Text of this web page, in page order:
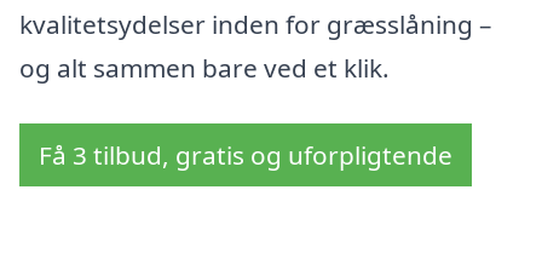
kvalitetsydelser inden for græsslåning –
og alt sammen bare ved et klik.
Få 3 tilbud, gratis og uforpligtende